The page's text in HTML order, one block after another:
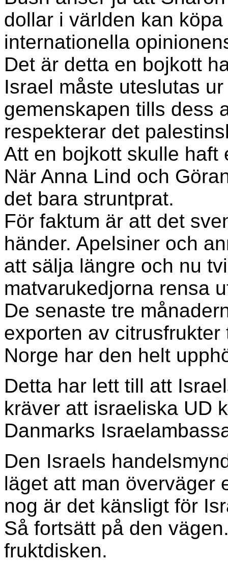
dollar i världen kan
internationella
Det är detta en bojkott
Israel måste uteslutas
gemenskapen tills dess
respekterar det
Att en bojkott skulle haft
När Anna Lind och
det bara struntprat.
För faktum är att det
händer. Apelsiner och
att sälja längre och nu
matvarukedjorna rensa
De senaste tre
exporten av
Norge har den helt
Detta har lett till att
kräver att israeliska UD
Danmarks
Den Israels
läget att man överväger
nog är det känsligt för
Så fortsätt på den
fruktdisken.